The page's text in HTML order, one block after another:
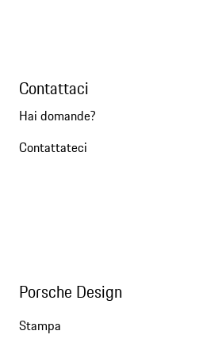
Contattaci
Hai domande?
Contattateci
Porsche Design
Stampa